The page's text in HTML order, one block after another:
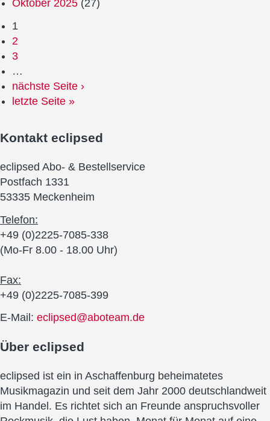
Oktober 2025 (27)
1
2
3
…
nächste Seite ›
letzte Seite »
Kontakt eclipsed
eclipsed Abo- & Bestellservice
Postfach 1331
53335 Meckenheim
Telefon:
+49 (0)2225-7085-338
(Mo-Fr 8.00 - 18.00 Uhr)
Fax:
+49 (0)2225-7085-399
E-Mail: eclipsed@aboteam.de
Über eclipsed
eclipsed ist ein in Aschaffenburg beheimatetes
Musikmagazin und seit dem Jahr 2000 deutschlandweit
im Handel. Es richtet sich an Freunde anspruchsvoller